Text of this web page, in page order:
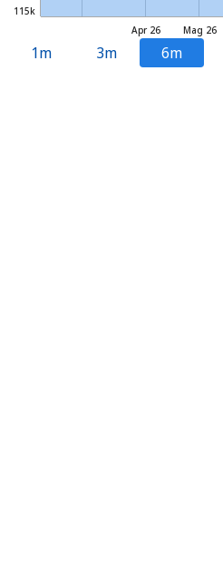
Mag 26
Apr 26
115k
1m 3m 6m